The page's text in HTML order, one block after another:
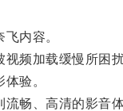
内容。
频加载缓慢所困扰
验。
畅、高清的影音体